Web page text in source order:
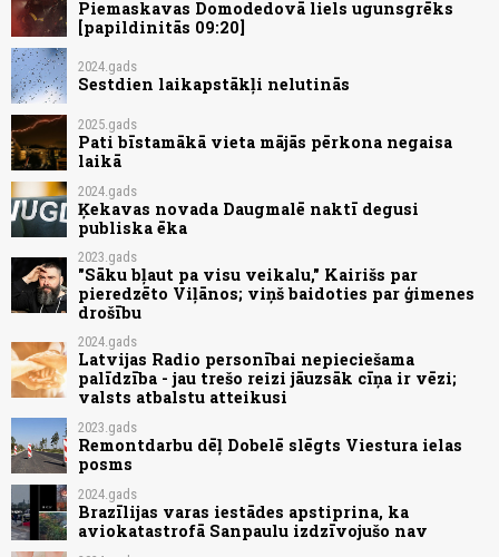
Piemaskavas Domodedovā liels ugunsgrēks
[papildinitās 09:20]
2024.gads
Sestdien laikapstākļi nelutinās
2025.gads
Pati bīstamākā vieta mājās pērkona negaisa
laikā
2024.gads
Ķekavas novada Daugmalē naktī degusi
publiska ēka
2023.gads
"Sāku bļaut pa visu veikalu," Kairišs par
pieredzēto Viļānos; viņš baidoties par ģimenes
drošību
2024.gads
Latvijas Radio personībai nepieciešama
palīdzība - jau trešo reizi jāuzsāk cīņa ir vēzi;
valsts atbalstu atteikusi
2023.gads
Remontdarbu dēļ Dobelē slēgts Viestura ielas
posms
2024.gads
Brazīlijas varas iestādes apstiprina, ka
aviokatastrofā Sanpaulu izdzīvojušo nav